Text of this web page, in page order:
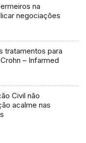
na
negociações
tratamentos para
– Infarmed
Civil não
acalme nas